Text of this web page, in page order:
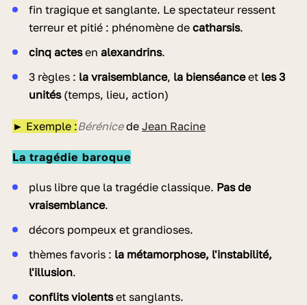
fin tragique et sanglante. Le spectateur ressent
terreur et pitié : phénomène de catharsis.
cinq actesen alexandrins.
3 règles : la vraisemblance, la bienséanceet les 3
unités(temps, lieu, action)
► Exemple :Bérénicede Jean Racine
La tragédie baroque
plus libre que la tragédie classique. Pas de
vraisemblance.
décors pompeux et grandioses.
thèmes favoris : la métamorphose, l'instabilité,
l'illusion.
conflits violentset sanglants.